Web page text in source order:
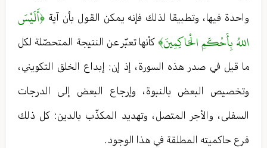
واحدة فيها ، وتطبيقا لذلك فإنه يمكن القول بأن آية ﴿أَلَيْسَ
اللهُ بِأَحْكَمِ الْحَاكِمِينَ﴾ كأنها تعبّر عن النتيجة المتحصّلة لكل
ما قيل في صدر هذه السورة ، إذ إن : إبداع الخلق التكويني ،
وتخصيص البعض بالنبوة ، وإرجاع البعض إلى الدرجات
السفلى ، والأجر المتصل ، وتهديد المكذّب بالدين ؛ كل ذلك
فرع حاكميته المطلقة في هذا الوجود .